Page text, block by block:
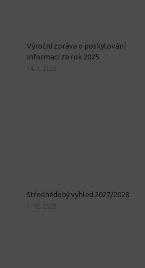
Výroční zpráva o poskytování
informací za rok 2025
14. 1. 2026
Střednědobý výhled 2027/2028
1. 12. 2025